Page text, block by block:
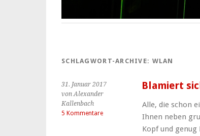
SCHLAGWORT-ARCHIVE: WLAN
31. Januar 2017
von Alexander
Kallenbach
5 Kommentare
Blamiert
Alle, die schon
Ihnen neben
Kopf und